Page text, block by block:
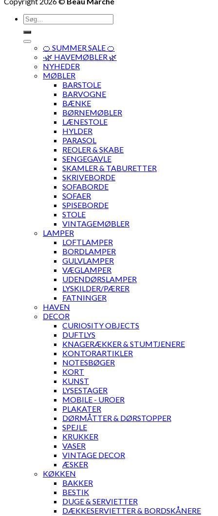
Søg
efter:
🍊 SUMMER SALE 🍊
·🌿 HAVEMØBLER 🌿
NYHEDER
MØBLER
BARSTOLE
BARVOGNE
BÆNKE
BØRNEMØBLER
LÆNESTOLE
HYLDER
PARASOL
REOLER & SKABE
SENGEGAVLE
SKAMLER & TABURETTER
SKRIVEBORDE
SOFABORDE
SOFAER
SPISEBORDE
STOLE
VINTAGEMØBLER
LAMPER
LOFTLAMPER
BORDLAMPER
GULVLAMPER
VÆGLAMPER
UDENDØRSLAMPER
LYSKILDER/PÆRER
FATNINGER
HAVEN
DECOR
CURIOSITY OBJECTS
DUFTLYS
KNAGERÆKKER & STUMTJENERE
KONTORARTIKLER
NOTESBØGER
KORT
KUNST
LYSESTAGER
MOBILE - UROER
PLAKATER
DØRMÅTTER & DØRSTOPPER
SPEJLE
KRUKKER
VASER
VINTAGE DECOR
ÆSKER
KØKKEN
BAKKER
BESTIK
DUGE & SERVIETTER
DÆKKESERVIETTER & BORDSKÅNERE